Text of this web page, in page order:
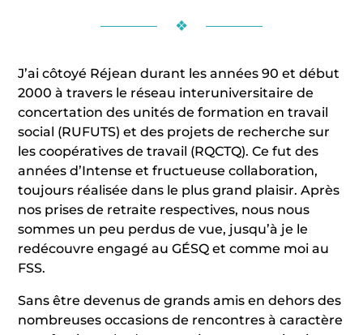
❖
J’ai côtoyé Réjean durant les années 90 et début
2000 à travers le réseau interuniversitaire de
concertation des unités de formation en travail
social (RUFUTS) et des projets de recherche sur
les coopératives de travail (RQCTQ). Ce fut des
années d’Intense et fructueuse collaboration,
toujours réalisée dans le plus grand plaisir. Après
nos prises de retraite respectives, nous nous
sommes un peu perdus de vue, jusqu’à je le
redécouvre engagé au GÉSQ et comme moi au
FSS.
Sans être devenus de grands amis en dehors des
nombreuses occasions de rencontres à caractère